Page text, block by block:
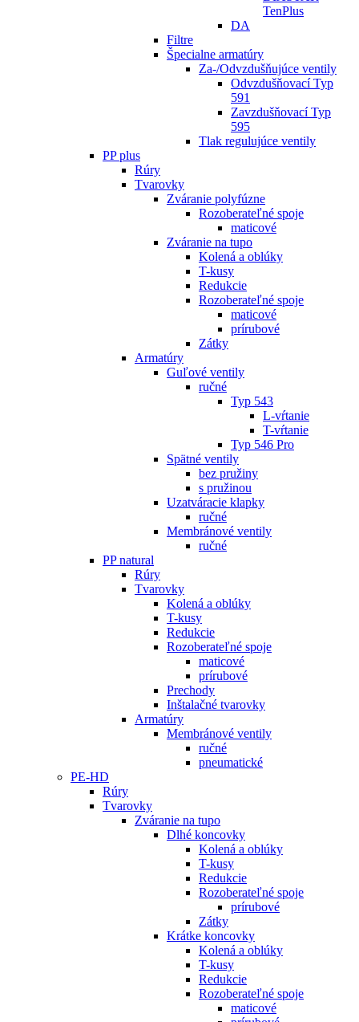
TenPlus
DA
Filtre
Špecialne armatúry
Za-/Odvzdušňujúce ventily
Odvzdušňovací Typ
591
Zavzdušňovací Typ
595
Tlak regulujúce ventily
PP plus
Rúry
Tvarovky
Zváranie polyfúzne
Rozoberateľné spoje
maticové
Zváranie na tupo
Kolená a oblúky
T-kusy
Redukcie
Rozoberateľné spoje
maticové
prírubové
Zátky
Armatúry
Guľové ventily
ručné
Typ 543
L-vŕtanie
T-vŕtanie
Typ 546 Pro
Spätné ventily
bez pružiny
s pružinou
Uzatváracie klapky
ručné
Membránové ventily
ručné
PP natural
Rúry
Tvarovky
Kolená a oblúky
T-kusy
Redukcie
Rozoberateľné spoje
maticové
prírubové
Prechody
Inštalačné tvarovky
Armatúry
Membránové ventily
ručné
pneumatické
PE-HD
Rúry
Tvarovky
Zváranie na tupo
Dlhé koncovky
Kolená a oblúky
T-kusy
Redukcie
Rozoberateľné spoje
prírubové
Zátky
Krátke koncovky
Kolená a oblúky
T-kusy
Redukcie
Rozoberateľné spoje
maticové